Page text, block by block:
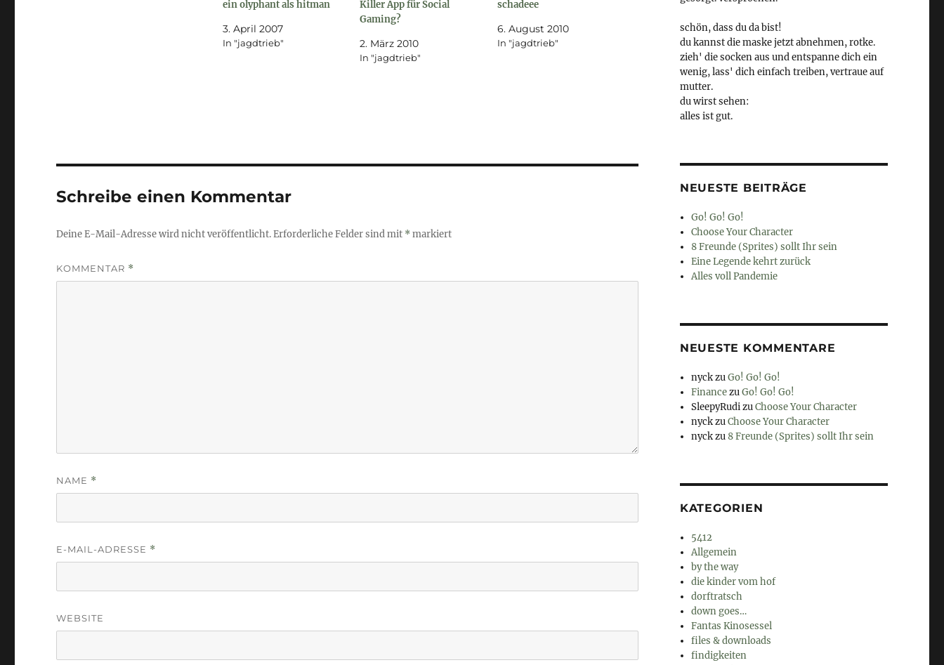
ein olyphant als hitman
3. April 2007
In "jagdtrieb"
Killer App für Social
Gaming?
2. März 2010
In "jagdtrieb"
schadeee
6. August 2010
In "jagdtrieb"
Schreibe einen Kommentar
Deine E-Mail-Adresse wird nicht veröffentlicht.Erforderliche Felder sind mit *markiert
KOMMENTAR *
NAME *
E-MAIL-ADRESSE *
WEBSITE
schön, dass du da bist!
du kannst die maske jetzt abnehmen, rotke.
zieh' die socken aus und entspanne dich ein
wenig, lass' dich einfach treiben, vertraue auf
mutter.
du wirst sehen:
alles ist gut.
NEUESTE BEITRÄGE
Go! Go! Go!
Choose Your Character
8 Freunde (Sprites) sollt Ihr sein
Eine Legende kehrt zurück
Alles voll Pandemie
NEUESTE KOMMENTARE
nyckzuGo! Go! Go!
FinancezuGo! Go! Go!
SleepyRudizuChoose Your Character
nyckzuChoose Your Character
nyckzu 8 Freunde (Sprites) sollt Ihr sein
KATEGORIEN
5412
Allgemein
by the way
die kinder vom hof
dorftratsch
down goes…
Fantas Kinosessel
files & downloads
findigkeiten